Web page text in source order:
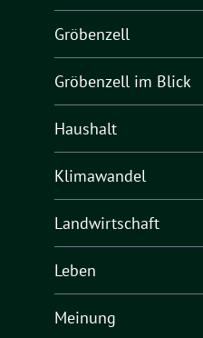
Gröbenzell
Gröbenzell im Blick
Haushalt
Klimawandel
Landwirtschaft
Leben
Meinung